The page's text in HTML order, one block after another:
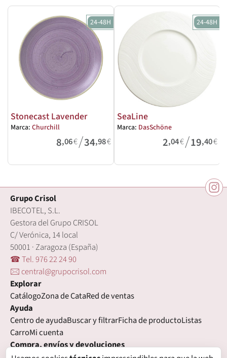
24-48H
Stonecast Lavender
Marca: Churchill
8,06€/34,98€
24-48H
SeaLine
Marca: DasSchöne
2,04€/19,40€
Grupo Crisol
IBECOTEL, S.L.
Gestora del Grupo CRISOL
C/ Verónica, 14 local
50001 · Zaragoza (España)
☎ Tel. 976 22 24 90
🖂 central@grupocrisol.com
Explorar
CatálogoZona de CataRed de ventas
Ayuda
Centro de ayudaBuscar y filtrarFicha de productoListas
CarroMi cuenta
Compra, envíos y devoluciones